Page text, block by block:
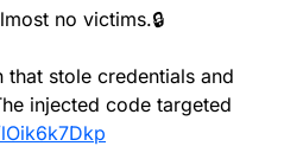
no victims.🔒
stole credentials and
injected code targeted